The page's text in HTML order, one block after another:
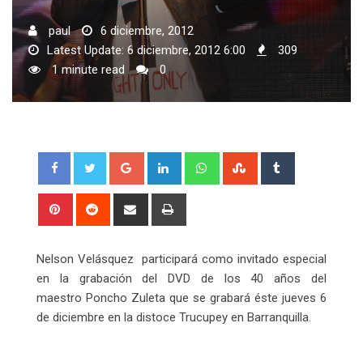
paul
6 diciembre, 2012
Latest Update: 6 diciembre, 2012 6:00
309
1 minute read
0
Google+ LinkedIn WhatsappStumbleUpon
Pinterest Reddit
Share
Nelson Velásquez participará como invitado especial
en la grabación del DVD de los 40 años del
maestro Poncho Zuleta que se grabará éste jueves 6
de diciembre en la distoce Trucupey en Barranquilla.